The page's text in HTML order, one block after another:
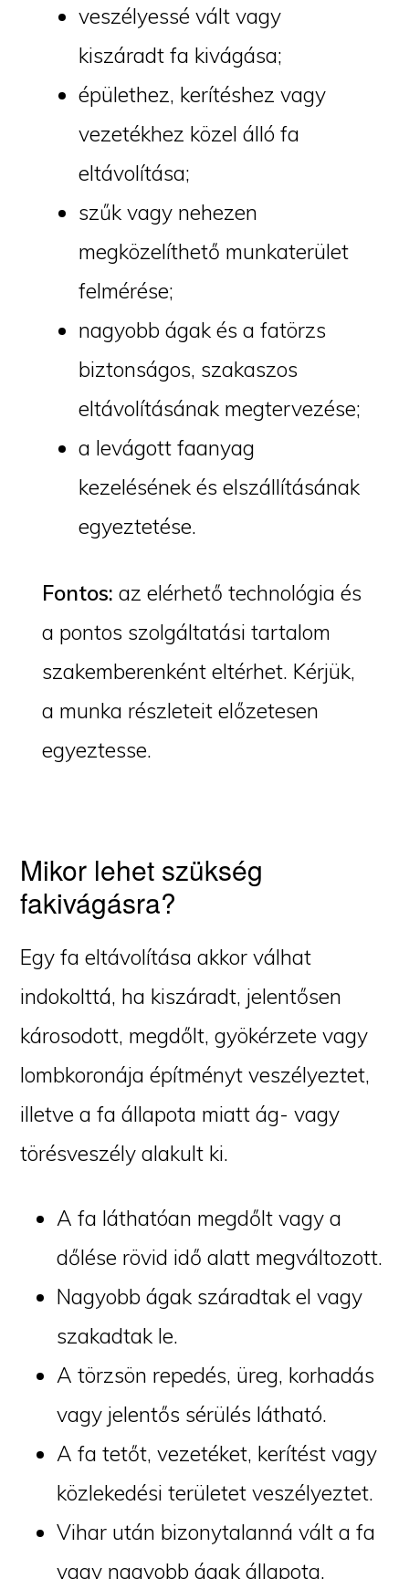
veszélyessé vált vagy
kiszáradt fa kivágása;
épülethez, kerítéshez vagy
vezetékhez közel álló fa
eltávolítása;
szűk vagy nehezen
megközelíthető munkaterület
felmérése;
nagyobb ágak és a fatörzs
biztonságos, szakaszos
eltávolításának megtervezése;
a levágott faanyag
kezelésének és elszállításának
egyeztetése.
Fontos: az elérhető technológia és
a pontos szolgáltatási tartalom
szakemberenként eltérhet. Kérjük,
a munka részleteit előzetesen
egyeztesse.
Mikor lehet szükség
fakivágásra?
Egy fa eltávolítása akkor válhat
indokolttá, ha kiszáradt, jelentősen
károsodott, megdőlt, gyökérzete vagy
lombkoronája építményt veszélyeztet,
illetve a fa állapota miatt ág- vagy
törésveszély alakult ki.
A fa láthatóan megdőlt vagy a
dőlése rövid idő alatt megváltozott.
Nagyobb ágak száradtak el vagy
szakadtak le.
A törzsön repedés, üreg, korhadás
vagy jelentős sérülés látható.
A fa tetőt, vezetéket, kerítést vagy
közlekedési területet veszélyeztet.
Vihar után bizonytalanná vált a fa
vagy nagyobb ágak állapota.